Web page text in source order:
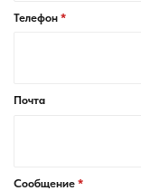
Телефон
Почта
Сообщение